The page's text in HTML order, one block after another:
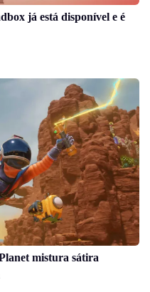
já está disponível e é
mistura sátira